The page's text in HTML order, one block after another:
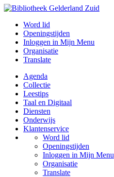
Word lid
Openingstijden
Inloggen in Mijn Menu
Organisatie
Translate
Agenda
Collectie
Leestips
Taal en Digitaal
Diensten
Onderwijs
Klantenservice
Word lid
Openingstijden
Inloggen in Mijn Menu
Organisatie
Translate